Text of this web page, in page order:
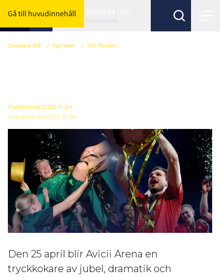
Gå till huvudinnehåll
Byt förbund här
Svenska IBF / Nyheter / SM-finalen
Publicerad 2025-11-24
Uppdaterad 2025-11-24
Den 25 april blir Avicii Arena en
tryckkokare av jubel, dramatik och